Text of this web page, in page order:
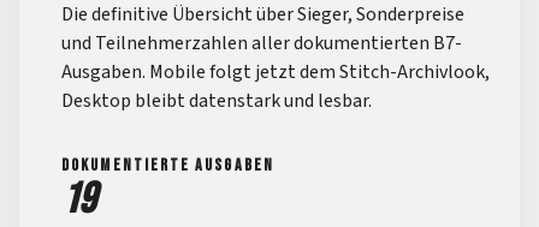
Die definitive Übersicht über Sieger, Sonderpreise
und Teilnehmerzahlen aller dokumentierten B7-
Ausgaben. Mobile folgt jetzt dem Stitch-Archivlook,
Desktop bleibt datenstark und lesbar.
DOKUMENTIERTE AUSGABEN
19